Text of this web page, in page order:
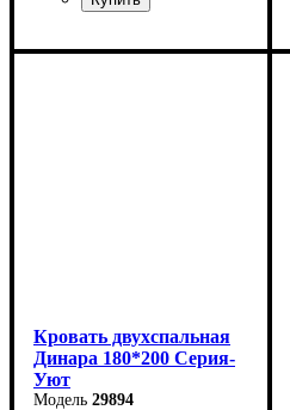
Ширина: 160 см
Кровать двухспальная
Динара 180*200 Серия-
Уют
29894